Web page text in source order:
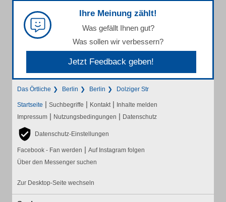
Ihre Meinung zählt!
Was gefällt Ihnen gut?
Was sollen wir verbessern?
Jetzt Feedback geben!
Das Örtliche Berlin Berlin Dolziger Str
Startseite | Suchbegriffe | Kontakt | Inhalte melden
Impressum | Nutzungsbedingungen | Datenschutz
Datenschutz-Einstellungen
Facebook - Fan werden | Auf Instagram folgen
Über den Messenger suchen
Zur Desktop-Seite wechseln